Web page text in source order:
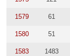
1579 61
1580 51
1583 1483